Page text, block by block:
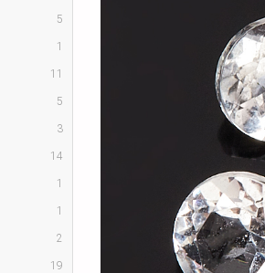
5
1
11
5
3
14
1
1
2
19